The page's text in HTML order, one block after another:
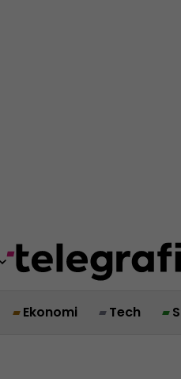
Ekonomi Tech